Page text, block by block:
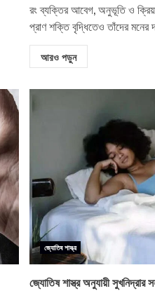
রং ব্যক্তির আবেগ, অনুভূতি ও
প্রাণ শক্তি বৃদ্ধিতেও তাঁদের মনের
আরও পড়ুন
জ্যোতিষ শাস্ত্র
জ্যোতিষ শাস্ত্র অনুযায়ী সুখনিদ্রার